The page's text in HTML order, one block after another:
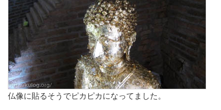
仏像に貼るそうでピカピカになってました。